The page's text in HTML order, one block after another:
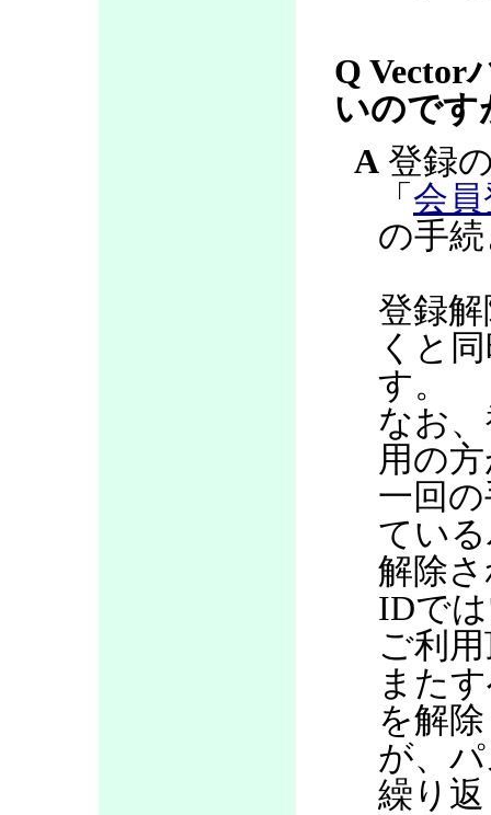
Q Vector
いのです
A 登録
「 会
の手
登録
くと
す。
なお
用の
一回
てい
解除
IDで
ご利
また
を解
が、
繰り